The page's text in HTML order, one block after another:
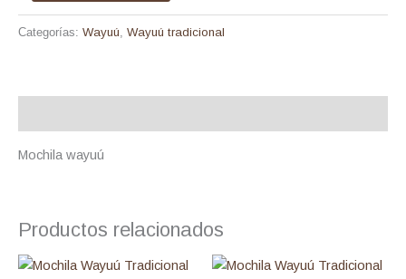
Categorías: Wayuú, Wayuú tradicional
Mochila wayuú
Productos relacionados